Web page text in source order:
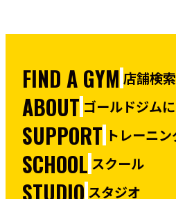
FIND A GYM 店舗検索
ABOUT ゴールドジム
SUPPORT トレーニ
SCHOOL スクール
STUDIO スタジオ